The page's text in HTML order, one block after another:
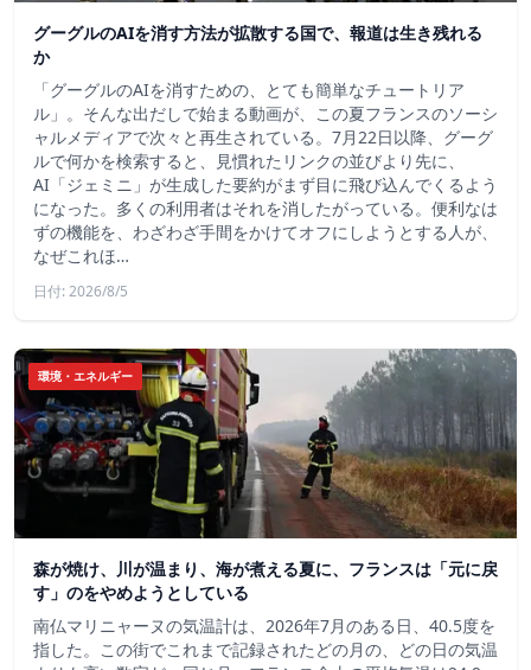
グーグルのAIを消す方法が拡散する国で、報道は生き残れる
か
「グーグルのAIを消すための、とても簡単なチュートリア
ル」。そんな出だしで始まる動画が、この夏フランスのソーシ
ャルメディアで次々と再生されている。7月22日以降、グーグ
ルで何かを検索すると、見慣れたリンクの並びより先に、
AI「ジェミニ」が生成した要約がまず目に飛び込んでくるよう
になった。多くの利用者はそれを消したがっている。便利なは
ずの機能を、わざわざ手間をかけてオフにしようとする人が、
なぜこれほ…
日付: 2026/8/5
環境・エネルギー
森が焼け、川が温まり、海が煮える夏に、フランスは「元に戻
す」のをやめようとしている
南仏マリニャーヌの気温計は、2026年7月のある日、40.5度を
指した。この街でこれまで記録されたどの月の、どの日の気温